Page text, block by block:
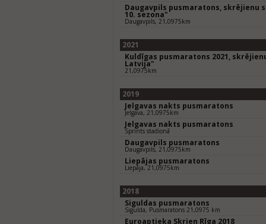
Daugavpils pusmaratons, skrējienu
10. sezona"
Daugavpils, 21,0975km
2021
Kuldīgas pusmaratons 2021,
Latvija"
21,0975km
2019
Jelgavas nakts pusmaratons
Jelgava, 21,0975km
Jelgavas nakts pusmaratons
Sprints stadionā
Daugavpils pusmaratons
Daugavpils, 21,0975km
Liepājas pusmaratons
Liepāja, 21,0975km
2018
Siguldas pusmaratons
Sigulda, Pusmaratons 21,0975 km
Euroaptieka Skrien Rīga 2018